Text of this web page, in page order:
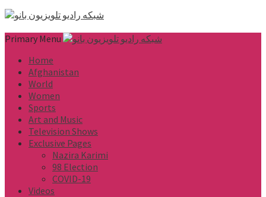
Primary Menu
Home
Afghanistan
World
Women
Sports
Art and Music
Television Shows
Exclusive Pages
Nazira Karimi
98 Election
COVID-19
Videos